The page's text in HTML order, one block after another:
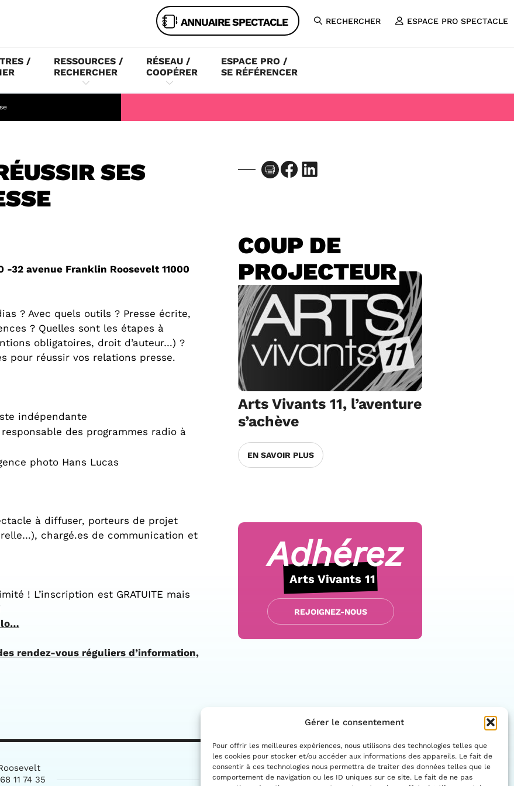
Gérer le consentement
Pour offrir les meilleures expériences, nous utilisons des technologies telles que
les cookies pour stocker et/ou accéder aux informations des appareils. Le fait de
consentir à ces technologies nous permettra de traiter des données telles que le
comportement de navigation ou les ID uniques sur ce site. Le fait de ne pas
ANNUAIRE SPECTACLE
RECHERCHER
ESPACE PRO SPECTACLE
/
RESSOURCES /
RECHERCHER
RÉSEAU /
COOPÉRER
ESPACE PRO /
SE RÉFÉRENCER
SES
-32 avenue Franklin Roosevelt 11000
? Avec quels outils ? Presse écrite,
? Quelles sont les étapes à
obligatoires, droit d’auteur…) ?
pour réussir vos relations presse.
indépendante
des programmes radio à
photo Hans Lucas
à diffuser, porteurs de projet
chargé.es de communication et
! L’inscription est GRATUITE mais
rendez-vous réguliers d’information,
Facebook
LinkedIn
COUP DE
PROJECTEUR
Arts Vivants 11, l’aventure
s’achève
EN SAVOIR PLUS
Adhérez
Arts Vivants 11
REJOIGNEZ-NOUS
11 74 35
CONTACTEZ-NOUS